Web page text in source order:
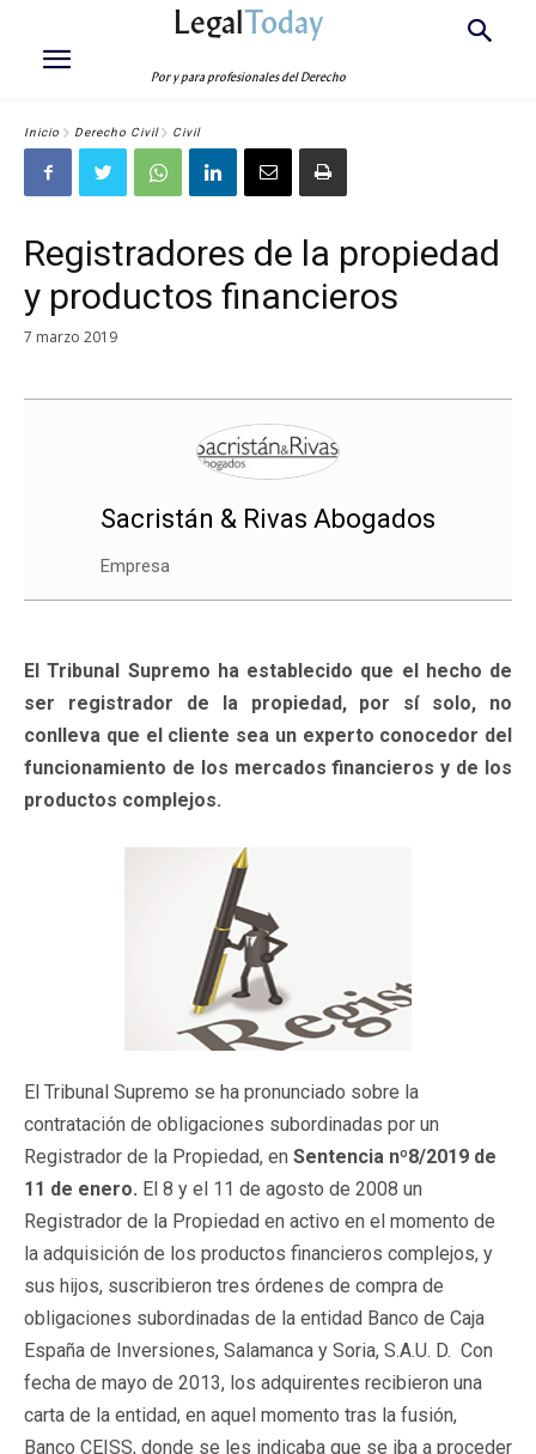
LegalToday
Por y para profesionales del Derecho
Inicio Derecho Civil Civil
Registradores de la propiedad
y productos financieros
7 marzo 2019
Sacristán & Rivas Abogados
Empresa
El Tribunal Supremo ha establecido que el hecho de
ser registrador de la propiedad, por sí solo, no
conlleva que el cliente sea un experto conocedor del
funcionamiento de los mercados financieros y de los
productos complejos.
El Tribunal Supremo se ha pronunciado sobre la
contratación de obligaciones subordinadas por un
Registrador de la Propiedad, en Sentencia nº8/2019 de
11 de enero. El 8 y el 11 de agosto de 2008 un
Registrador de la Propiedad en activo en el momento de
la adquisición de los productos financieros complejos, y
sus hijos, suscribieron tres órdenes de compra de
obligaciones subordinadas de la entidad Banco de Caja
España de Inversiones, Salamanca y Soria, S.A.U. D. Con
fecha de mayo de 2013, los adquirentes recibieron una
carta de la entidad, en aquel momento tras la fusión,
Banco CEISS, donde se les indicaba que se iba a proceder